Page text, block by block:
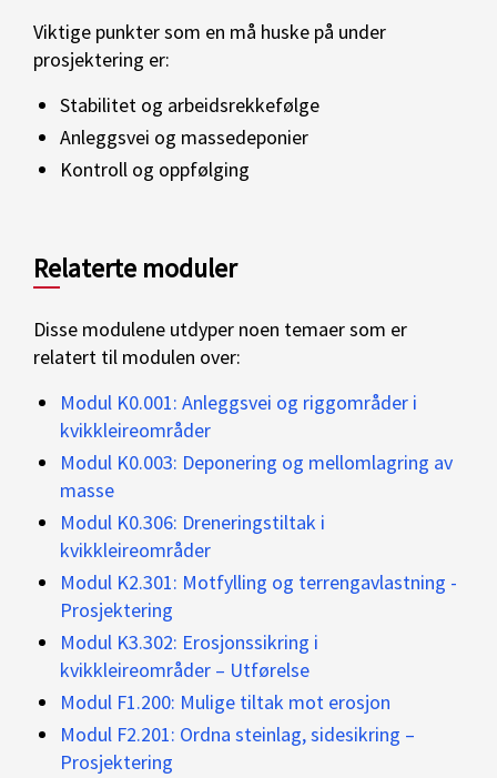
Viktige punkter som en må huske på under
prosjektering er:
Stabilitet og arbeidsrekkefølge
Anleggsvei og massedeponier
Kontroll og oppfølging
Relaterte moduler
Disse modulene utdyper noen temaer som er
relatert til modulen over:
Modul K0.001: Anleggsvei og riggområder i
kvikkleireområder
Modul K0.003: Deponering og mellomlagring av
masse
Modul K0.306: Dreneringstiltak i
kvikkleireområder
Modul K2.301: Motfylling og terrengavlastning -
Prosjektering
Modul K3.302: Erosjonssikring i
kvikkleireområder – Utførelse
Modul F1.200: Mulige tiltak mot erosjon
Modul F2.201: Ordna steinlag, sidesikring –
Prosjektering